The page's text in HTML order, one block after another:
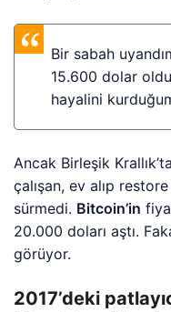
Bir sabah
15.600 dolar
hayalini
Ancak Birleşik
çalışan, ev alıp
sürmedi. Bitcoin’in
20.000 doları aştı.
görüyor.
2017’deki